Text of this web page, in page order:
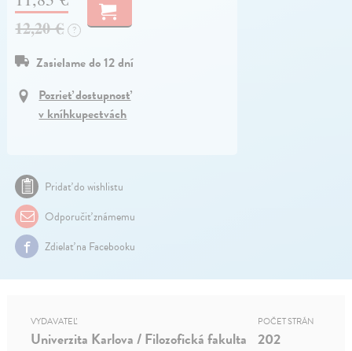
12,20 € ?
Zasielame do 12 dní
Pozrieť dostupnosť
v kníhkupectvách
Pridať do wishlistu
Odporučiť známemu
Zdielať na Facebooku
VYDAVATEĽ
Univerzita Karlova / Filozofická fakulta
POČET STRÁN
202